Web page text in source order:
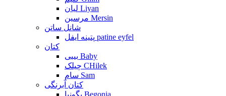
لیان Liyan
مرسین Mersin
شانل ساتن
پتینه ایفل patine eyfel
کتان
بیبی Baby
چیلک CHilek
سام Sam
کتان آبرنگی
بگونیا Begonia